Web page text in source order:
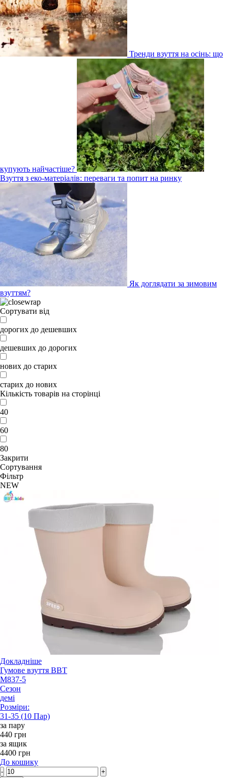
Тренди взуття на осінь: що
купують найчастіше?
Взуття з еко-матеріалів: переваги та попит на ринку
Як доглядати за зимовим
взуттям?
Сортувати від
дорогих до дешевших
дешевших до дорогих
нових до старих
старих до нових
Кількість товарів на сторінці
40
60
80
Закрити
Сортування
Фільтр
NEW
Докладніше
Гумове взуття BBT
M837-5
Сезон
демі
Розміри:
31-35 (10 Пар)
за пару
440 грн
за ящик
4400 грн
До кошику
-
+